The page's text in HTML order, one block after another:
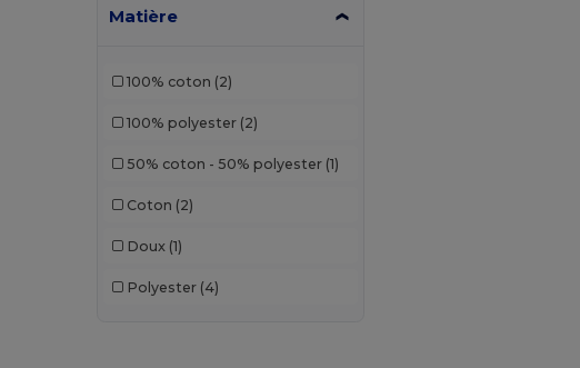
Finden & Hales
Matière
100% coton (2)
100% polyester (2)
50% coton - 50% polyester (1)
Coton (2)
Doux (1)
Polyester (4)